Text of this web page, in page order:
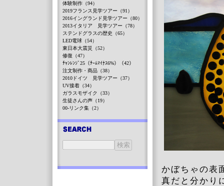
かぼちゃの表
真だと分かり
体験制作（94）
2019フランス見学ツアー（91）
2016イングランド見学ツアー（80）
2013イタリア 見学ツアー（78）
ステンドグラスの歴史（65）
LED電球（54）
東日本大震災（52）
修復（47）
ﾁｬﾝﾚﾝｼﾞ25（ﾁｰﾑﾏｲﾅｽ6%）（42）
注文制作・商品（38）
2010ドイツ 見学ツアー（37）
UV接着（34）
ガラスモザイク（33）
生徒さんの声（19）
00-リンク集（2）